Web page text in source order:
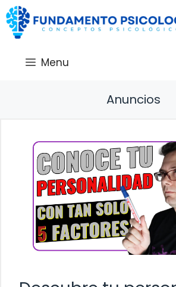
Saltar
al
contenido
Menu
Anuncios